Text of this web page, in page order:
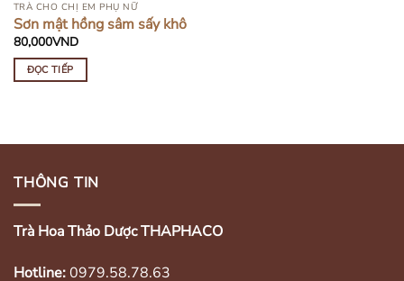
TRÀ CHO CHỊ EM PHỤ NỮ
Sơn mật hồng sâm sấy khô
80,000VND
ĐỌC TIẾP
THÔNG TIN
Trà Hoa Thảo Dược THAPHACO
Hotline:0979.58.78.63